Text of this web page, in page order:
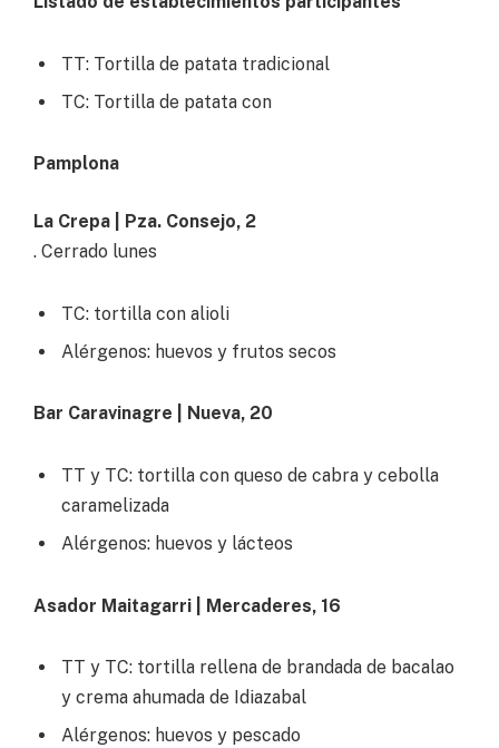
TT: Tortilla de patata tradicional
TC: Tortilla de patata con
Pamplona
La Crepa | Pza. Consejo, 2
. Cerrado lunes
TC: tortilla con alioli
Alérgenos: huevos y frutos secos
Bar Caravinagre | Nueva, 20
TT y TC: tortilla con queso de cabra y cebolla
caramelizada
Alérgenos: huevos y lácteos
Asador Maitagarri | Mercaderes, 16
TT y TC: tortilla rellena de brandada de bacalao
y crema ahumada de Idiazabal
Alérgenos: huevos y pescado